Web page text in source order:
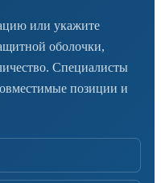
или укажите
оболочки,
Специалисты
позиции и